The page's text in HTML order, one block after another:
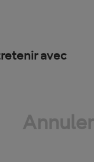
avec
Annuler